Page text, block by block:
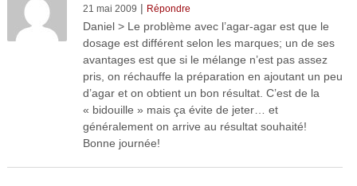
21 mai 2009 | Répondre
Daniel > Le problème avec l’agar-agar est que le
dosage est différent selon les marques; un de ses
avantages est que si le mélange n’est pas assez
pris, on réchauffe la préparation en ajoutant un peu
d’agar et on obtient un bon résultat. C’est de la
« bidouille » mais ça évite de jeter… et
généralement on arrive au résultat souhaité!
Bonne journée!